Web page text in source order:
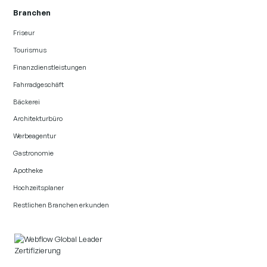
Branchen
Friseur
Tourismus
Finanzdienstleistungen
Fahrradgeschäft
Bäckerei
Architekturbüro
Werbeagentur
Gastronomie
Apotheke
Hochzeitsplaner
Restlichen Branchen erkunden